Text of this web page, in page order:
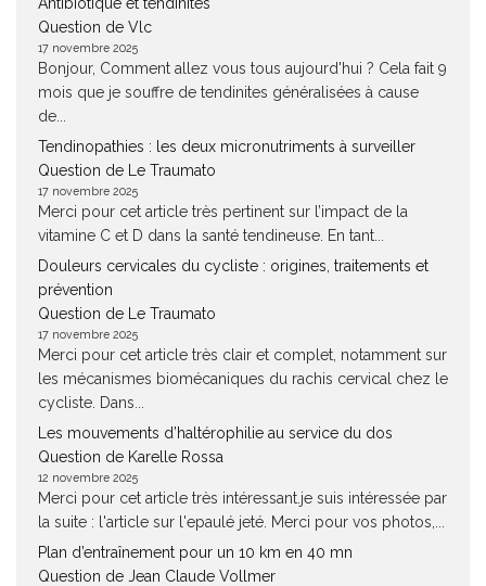
Question de Vlc
17 novembre 2025
Bonjour, Comment allez vous tous aujourd'hui ? Cela fait 9
mois que je souffre de tendinites généralisées à cause
de...
Tendinopathies : les deux micronutriments à surveiller
Question de Le Traumato
17 novembre 2025
Merci pour cet article très pertinent sur l’impact de la
vitamine C et D dans la santé tendineuse. En tant...
Douleurs cervicales du cycliste : origines, traitements et
prévention
Question de Le Traumato
17 novembre 2025
Merci pour cet article très clair et complet, notamment sur
les mécanismes biomécaniques du rachis cervical chez le
cycliste. Dans...
Les mouvements d’haltérophilie au service du dos
Question de Karelle Rossa
12 novembre 2025
Merci pour cet article très intéressant.je suis intéressée par
la suite : l'article sur l'epaulé jeté. Merci pour vos photos,...
Plan d’entraînement pour un 10 km en 40 mn
Question de Jean Claude Vollmer